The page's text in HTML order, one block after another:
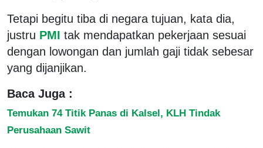
Tetapi begitu tiba di negara tujuan, kata dia,
justru PMI tak mendapatkan pekerjaan sesuai
dengan lowongan dan jumlah gaji tidak sebesar
yang dijanjikan.
Baca Juga :
Temukan 74 Titik Panas di Kalsel, KLH Tindak
Perusahaan Sawit